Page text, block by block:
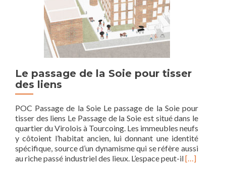
Le passage de la Soie pour tisser
des liens
POC Passage de la Soie Le passage de la Soie pour
tisser des liens Le Passage de la Soie est situé dans le
quartier du Virolois à Tourcoing. Les immeubles neufs
y côtoient l’habitat ancien, lui donnant une identité
spécifique, source d’un dynamisme qui se réfère aussi
au riche passé industriel des lieux. L’espace peut-ilRead
[…]